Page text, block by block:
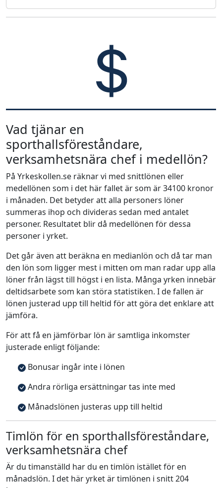
Vad tjänar en
sporthallsföreståndare,
verksamhetsnära chef i medellön?
På Yrkeskollen.se räknar vi med snittlönen eller
medellönen som i det här fallet är som är 34100 kronor
i månaden. Det betyder att alla personers löner
summeras ihop och divideras sedan med antalet
personer. Resultatet blir då medellönen för dessa
personer i yrket.
Det går även att beräkna en medianlön och då tar man
den lön som ligger mest i mitten om man radar upp alla
löner från lägst till högst i en lista. Många yrken innebär
deltidsarbete som kan störa statistiken. I de fallen är
lönen justerad upp till heltid för att göra det enklare att
jämföra.
För att få en jämförbar lön är samtliga inkomster
justerade enligt följande:
Bonusar ingår inte i lönen
Andra rörliga ersättningar tas inte med
Månadslönen justeras upp till heltid
Timlön för en sporthallsföreståndare,
verksamhetsnära chef
Är du timanställd har du en timlön istället för en
månadslön. I det här yrket är timlönen i snitt 204